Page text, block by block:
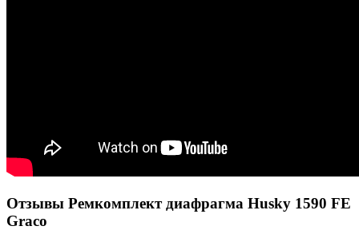
Отзывы Ремкомплект диафрагма Husky 1590 FE
Graco